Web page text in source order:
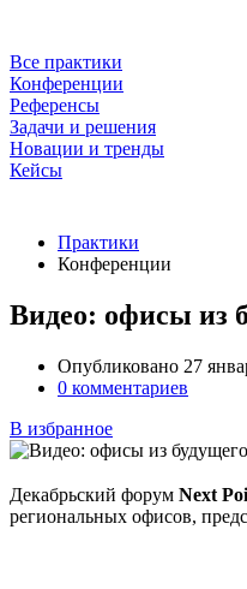
Все практики
Конференции
Референсы
Задачи и решения
Новации и тренды
Кейсы
Практики
Конференции
Видео: офисы из
Опубликовано 27
0 комментариев
В избранное
Декабрьский форум Next
региональных офисов,